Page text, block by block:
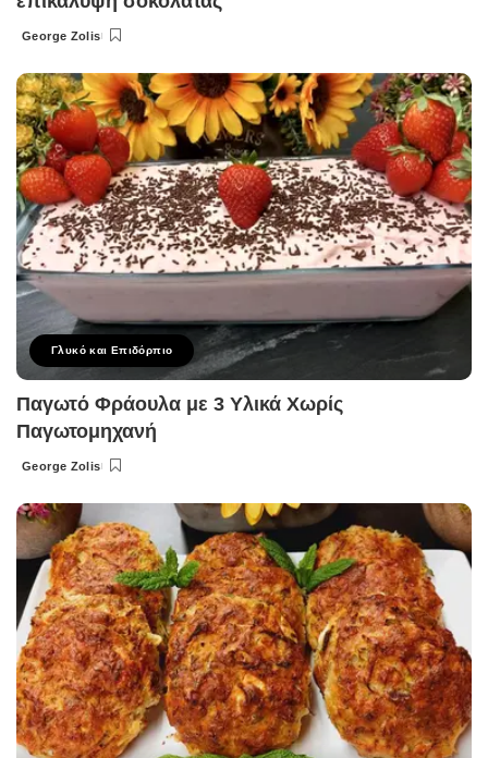
Posted
George Zolis
Γλυκό και Επιδόρπιο
Παγωτό Φράουλα με 3 Υλικά Χωρίς
Παγωτομηχανή
Posted
George Zolis